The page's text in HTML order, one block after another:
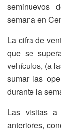
seminuevos
semana en
La cifra de
que se
vehículos, (a
sumar las
durante la
Las visitas
anteriores,